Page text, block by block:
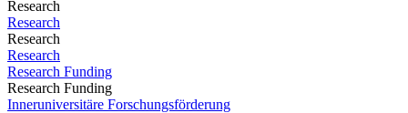
Research
Research
Research
Research
Research Funding
Research Funding
Inneruniversitäre Forschungsförderung